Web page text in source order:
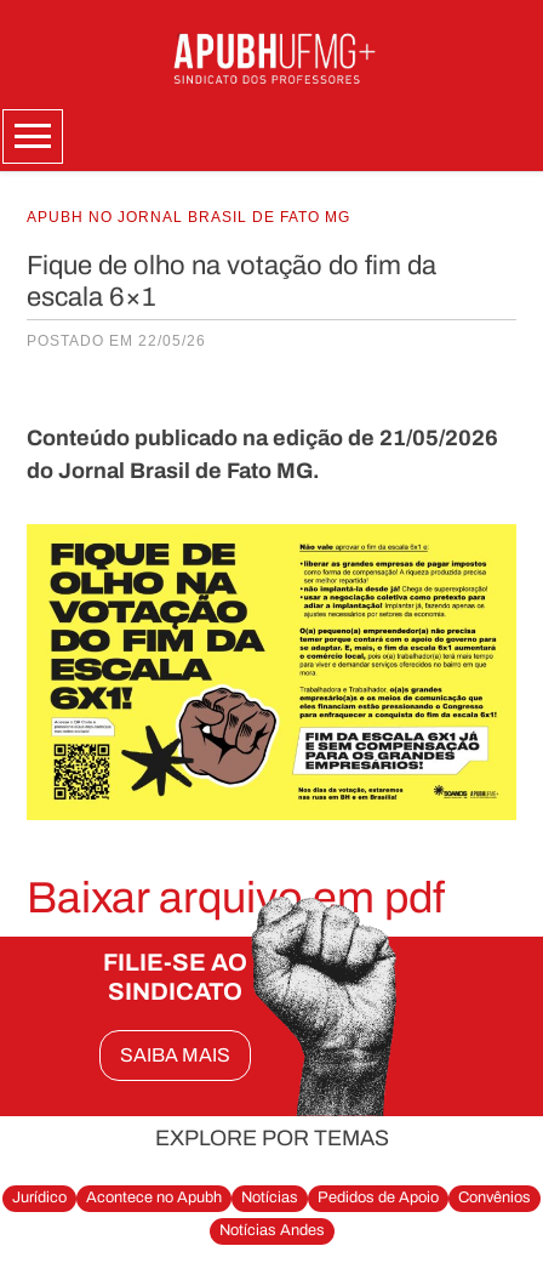
Menu
APUBH NO JORNAL BRASIL DE FATO MG
Fique de olho na votação do fim da
escala 6×1
POSTADO EM 22/05/26
Conteúdo publicado na edição de 21/05/2026
do Jornal Brasil de Fato MG.
Baixar arquivo em pdf
FILIE-SE AO
SINDICATO
SAIBA MAIS
EXPLORE POR TEMAS
Jurídico Acontece no Apubh Notícias Pedidos de Apoio
Convênios
Notícias Andes